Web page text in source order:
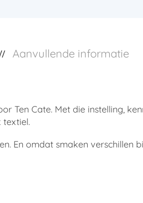
Aanvullende informatie
Ten Cate. Met die instelling,
textiel.
En omdat smaken verschillen